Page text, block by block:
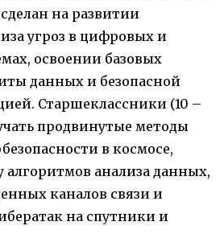
на развитии
угроз в цифровых и
освоении базовых
данных и безопасной
Старшеклассники (10 –
продвинутые методы
в космосе,
алгоритмов анализа данных,
каналов связи и
на спутники и